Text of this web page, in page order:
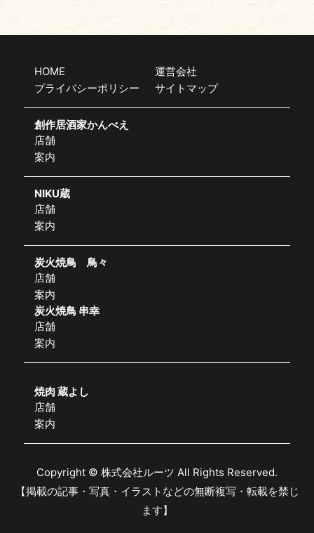
HOME
運営会社
プライバシーポリシー
サイトマップ
創作居酒家かんべえ
店舗
案内
NIKU蔵
店舗
案内
炭火焼鳥 鳥々
店舗
案内
炭火焼鳥 串幸
店舗
案内
焼肉 蔵よし
店舗
案内
Copyright © 株式会社ルーツ All Rights Reserved.
【掲載の記事・写真・イラストなどの無断複写・転載を禁じ
ます】